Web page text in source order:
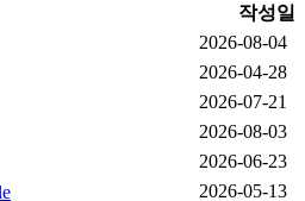
작성일
2026-08-04
2026-04-28
2026-07-21
2026-08-03
2026-06-23
2026-05-13